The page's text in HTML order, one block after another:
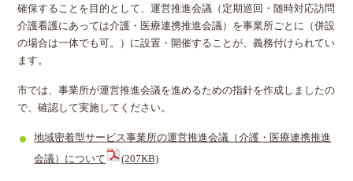
確保することを目的として、運営推進会議（定期巡回・随時対応訪問
介護看護にあっては介護・医療連携推進会議）を事業所ごとに（併設
の場合は一体でも可。）に設置・開催することが、義務付けられてい
ます。
市では、事業所が運営推進会議を進めるための指針を作成しましたの
で、確認して実施してください。
地域密着型サービス事業所の運営推進会議（介護・医療連携推進
会議）について
(207KB)